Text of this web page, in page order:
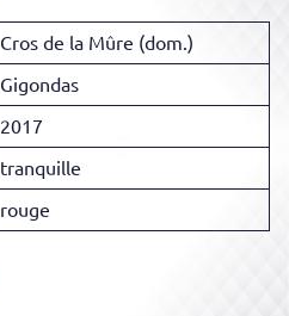
Cros de la Mûre (dom.)
Gigondas
2017
tranquille
rouge